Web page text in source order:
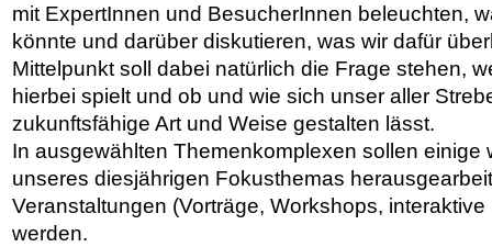
mit ExpertInnen und BesucherInnen beleuchten,
könnte und darüber diskutieren, was wir dafür
Mittelpunkt soll dabei natürlich die Frage stehen,
hierbei spielt und ob und wie sich unser aller
zukunftsfähige Art und Weise gestalten lässt.
In ausgewählten Themenkomplexen sollen einige
unseres diesjährigen Fokusthemas
Veranstaltungen (Vorträge, Workshops,
werden.